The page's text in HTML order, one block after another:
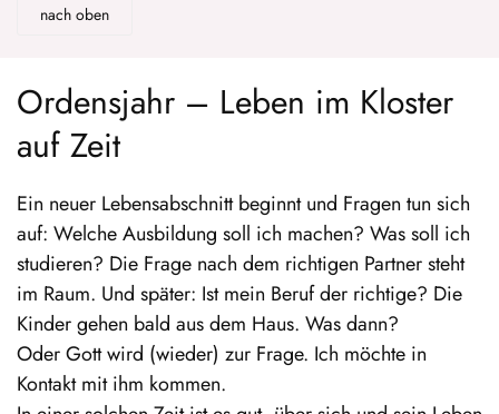
nach oben
Ordensjahr – Leben im Kloster
auf Zeit
Ein neuer Lebensabschnitt beginnt und Fragen tun sich
auf: Welche Ausbildung soll ich machen? Was soll ich
studieren? Die Frage nach dem richtigen Partner steht
im Raum. Und später: Ist mein Beruf der richtige? Die
Kinder gehen bald aus dem Haus. Was dann?
Oder Gott wird (wieder) zur Frage. Ich möchte in
Kontakt mit ihm kommen.